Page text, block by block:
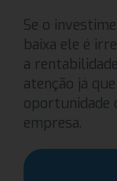
Se o
baixa ele é
a
atenção já
oportunidade
empresa.